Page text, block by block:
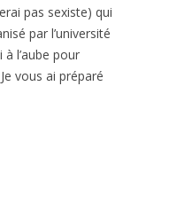
pas sexiste) qui
par l’université
l’aube pour
vous ai préparé